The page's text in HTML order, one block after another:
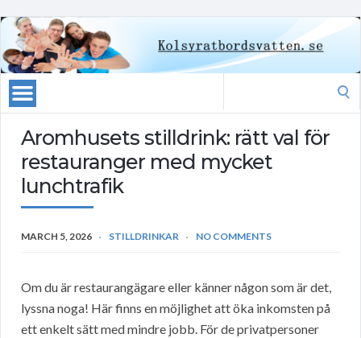
Aromhusets stilldrink: rätt val för
restauranger med mycket
lunchtrafik
MARCH 5, 2026 STILLDRINKAR NO COMMENTS
Om du är restaurangägare eller känner någon som är det,
lyssna noga! Här finns en möjlighet att öka inkomsten på
ett enkelt sätt med mindre jobb. För de privatpersoner